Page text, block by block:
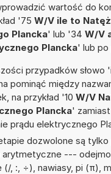
wartość do
'75 W/V ile to
Plancka' lub '34 W/V
Plancka' lub po
przypadków
pominąć między
na przykład '10 W/V
Plancka'
prądu elektrycznego
dozwolone są
arytmetyczne ---
(/, :, ÷), nawiasy, pi (π),